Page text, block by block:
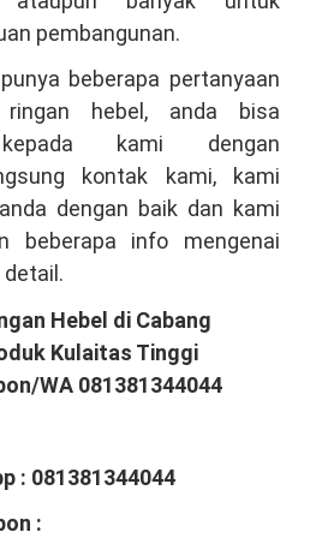
pembangunan.
beberapa pertanyaan
hebel, anda bisa
kami dengan
kontak kami, kami
dengan baik dan kami
beberapa info mengenai
Hebel di Cabang
Kulaitas Tinggi
WA 081381344044
: 081381344044
: